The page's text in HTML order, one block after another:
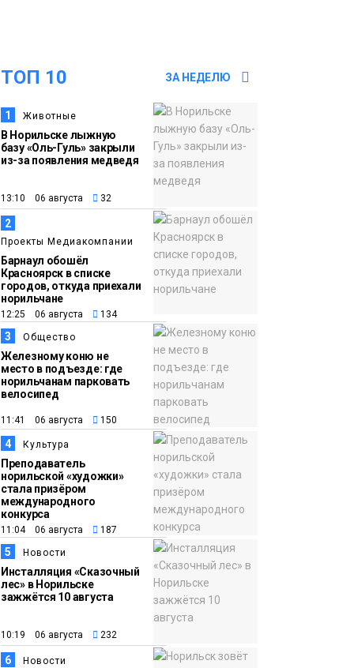
18:22
предупредили о
ливнях, граде и
шквалистом ветре на
юге Таймыра
17:37
05 августа
Общество
Акцию «Помоги пойти
учиться» запустили в
Молодёжном центре
16:50
05 августа
Новости
Лучшего
изолировщика на
термоизоляции
определили на
ремонтном
предприятии
«Норникеля»
16:07
05 августа
Культура
Как в Норильске
прошёл юбилейный
День полярного
жирафа
ТОП 10 ЗА НЕДЕЛЮ
1 Животные
В Норильске лыжную
базу «Оль-Гуль» закрыли
из-за появления медведя
13:10 06 августа 32
2
Проекты Медиакомпании
Барнаул обошёл
Красноярск в списке
городов, откуда приехали
норильчане
12:25 06 августа 134
3 Общество
Железному коню не
место в подъезде: где
норильчанам парковать
велосипед
11:41 06 августа 150
4 Культура
Преподаватель
норильской «художки»
стала призёром
международного
конкурса
11:04 06 августа 187
5 Новости
Инсталляция «Сказочный
лес» в Норильске
зажжётся 10 августа
10:19 06 августа 232
6 Новости